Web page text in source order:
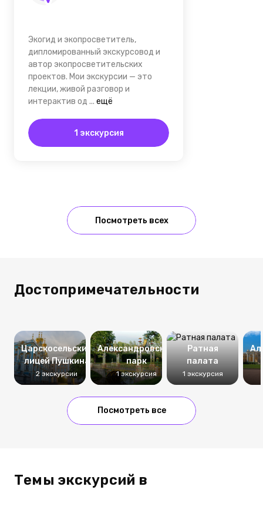
Экогид и экопросветитель,
дипломированный экскурсовод и
автор экопросветительских
проектов. Мои экскурсии — это
лекции, живой разговор и
интерактив од ... ещё
1 экскурсия
Посмотреть всех
Достопримечательности
Царскосельский
лицей Пушкина
2 экскурсии
Александровский
парк
1 экскурсия
Ратная
палата
1 экскурсия
Посмотреть все
Темы экскурсий в